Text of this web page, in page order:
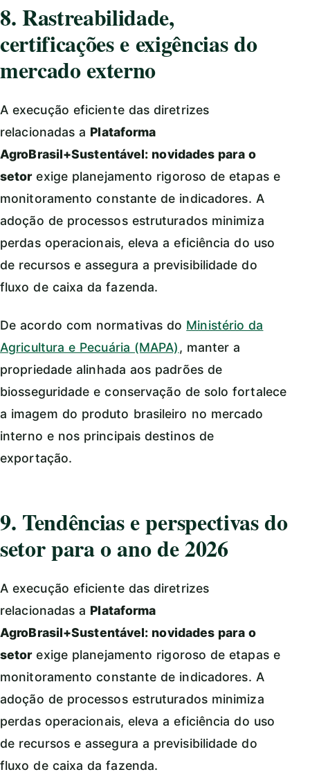
8. Rastreabilidade,
certificações e exigências do
mercado externo
A execução eficiente das diretrizes
relacionadas a Plataforma
AgroBrasil+Sustentável: novidades para o
setorexige planejamento rigoroso de etapas e
monitoramento constante de indicadores. A
adoção de processos estruturados minimiza
perdas operacionais, eleva a eficiência do uso
de recursos e assegura a previsibilidade do
fluxo de caixa da fazenda.
De acordo com normativas do Ministério da
Agricultura e Pecuária (MAPA), manter a
propriedade alinhada aos padrões de
biosseguridade e conservação de solo fortalece
a imagem do produto brasileiro no mercado
interno e nos principais destinos de
exportação.
9. Tendências e perspectivas do
setor para o ano de 2026
A execução eficiente das diretrizes
relacionadas a Plataforma
AgroBrasil+Sustentável: novidades para o
setorexige planejamento rigoroso de etapas e
monitoramento constante de indicadores. A
adoção de processos estruturados minimiza
perdas operacionais, eleva a eficiência do uso
de recursos e assegura a previsibilidade do
fluxo de caixa da fazenda.